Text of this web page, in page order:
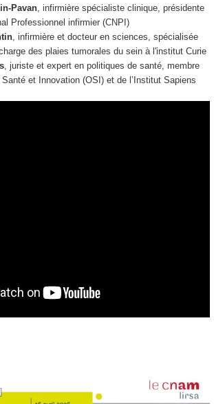
Pavan, infirmière spécialiste clinique, présidente
Professionnel infirmier (CNPI)
, infirmière et docteur en sciences, spécialisée
des plaies tumorales du sein à l'institut Curie
, juriste et expert en politiques de santé, membre
et Innovation (OSI) et de l’Institut Sapiens